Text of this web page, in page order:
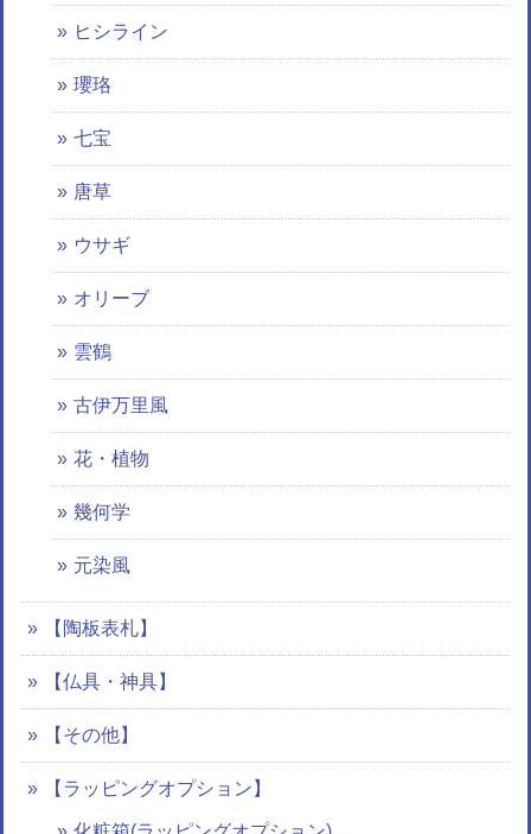
ヒシライン
瓔珞
七宝
唐草
ウサギ
オリーブ
雲鶴
古伊万里風
花・植物
幾何学
元染風
【陶板表札】
【仏具・神具】
【その他】
【ラッピングオプション】